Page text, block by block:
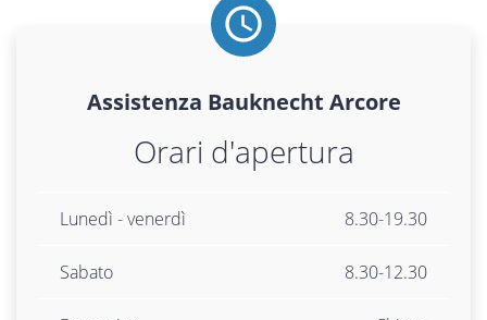
Assistenza Bauknecht Arcore
Orari d'apertura
Lunedì - venerdì 8.30-19.30
Sabato 8.30-12.30